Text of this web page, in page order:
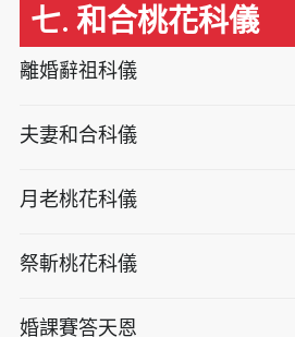
七. 和合桃花科儀
離婚辭祖科儀
夫妻和合科儀
月老桃花科儀
祭斬桃花科儀
婚課賽答天恩